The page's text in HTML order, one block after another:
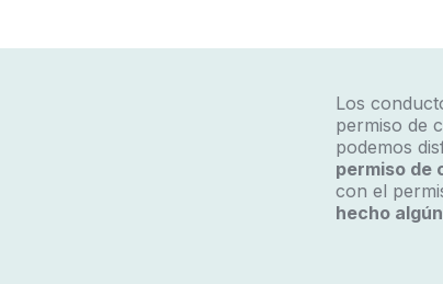
Los
permiso de
podemos
permiso de
con el
hecho